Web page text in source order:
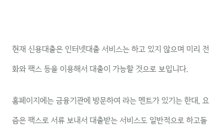
현재 신용대출은 인터넷대출 서비스는 하고 있지 않으며 미리 전
화와 팩스 등을 이용해서 대출이 가능할 것으로 보입니다.
홈페이지에는 금융기관에 방문하여 라는 멘트가 있기는 한대, 요
즘은 팩스로 서류 보내서 대출받는 서비스도 일반적으로 하고들